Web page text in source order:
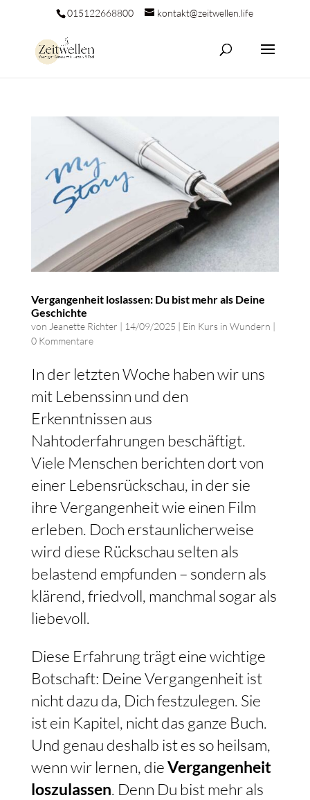
015122668800 kontakt@zeitwellen.life
Vergangenheit loslassen: Du bist mehr als Deine
Geschichte
von Jeanette Richter | 14/09/2025 | Ein Kurs in Wundern |
0 Kommentare
In der letzten Woche haben wir uns
mit Lebenssinn und den
Erkenntnissen aus
Nahtoderfahrungen beschäftigt.
Viele Menschen berichten dort von
einer Lebensrückschau, in der sie
ihre Vergangenheit wie einen Film
erleben. Doch erstaunlicherweise
wird diese Rückschau selten als
belastend empfunden – sondern als
klärend, friedvoll, manchmal sogar als
liebevoll.
Diese Erfahrung trägt eine wichtige
Botschaft: Deine Vergangenheit ist
nicht dazu da, Dich festzulegen. Sie
ist ein Kapitel, nicht das ganze Buch.
Und genau deshalb ist es so heilsam,
wenn wir lernen, dieVergangenheit
loszulassen. Denn Du bist mehr als